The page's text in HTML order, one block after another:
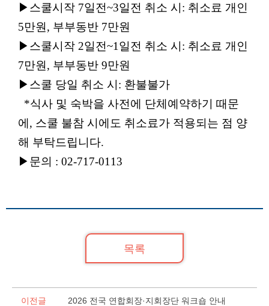
▶ 스쿨시작 7일전~3일전 취소 시 : 취소료 개인
5만원 , 부부동반 7만원
▶ 스쿨시작 2일전~1 일전 취소 시 : 취소료 개인
7만원 , 부부동반 9만원
▶ 스쿨 당일 취소 시 : 환불불가
*식사 및 숙박을 사전에 단체예약하기 때문
에 , 스쿨 불참 시에도 취소료가 적용되는 점 양
해 부탁드립니다.
▶ 문의 : 02-717-0113
목록
이전글 2026 전국 연합회장·지회장단 워크숍 안내